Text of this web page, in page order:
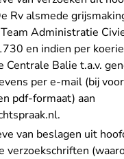
Rv alsmede
Administratie
en indien per
Centrale Balie t.a.v.
per e-mail (bij
pdf-formaat) aan
- U verlaat
.
van beslagen uit
verzoekschriften